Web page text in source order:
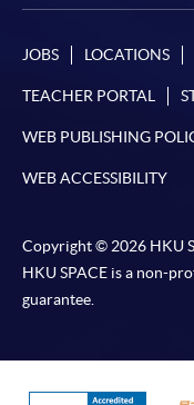
來的任何信息或資訊中
誤；（4）任何由付款
因，包括未獲授權進
以上中文本純作參考之
1. 現金、「易辦
JOBS LOCATIONS
TEACHER PORTAL
WEB PUBLISHING
WEB ACCESSIBILITY
Copyright © 2026 HKU
HKU SPACE is a non-
guarantee.